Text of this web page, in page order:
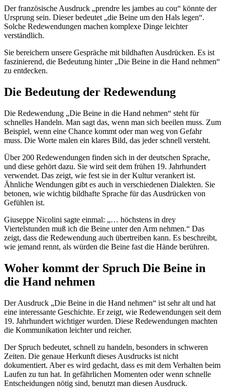
Der französische Ausdruck „prendre les jambes au cou“ könnte der
Ursprung sein. Dieser bedeutet „die Beine um den Hals legen“.
Solche Redewendungen machen komplexe Dinge leichter
verständlich.
Sie bereichern unsere Gespräche mit bildhaften Ausdrücken. Es ist
faszinierend, die Bedeutung hinter „Die Beine in die Hand nehmen“
zu entdecken.
Die Bedeutung der Redewendung
Die Redewendung „Die Beine in die Hand nehmen“ steht für
schnelles Handeln. Man sagt das, wenn man sich beeilen muss. Zum
Beispiel, wenn eine Chance kommt oder man weg von Gefahr
muss. Die Worte malen ein klares Bild, das jeder schnell versteht.
Über 200 Redewendungen finden sich in der deutschen Sprache,
und diese gehört dazu. Sie wird seit dem frühen 19. Jahrhundert
verwendet. Das zeigt, wie fest sie in der Kultur verankert ist.
Ähnliche Wendungen gibt es auch in verschiedenen Dialekten. Sie
betonen, wie wichtig bildhafte Sprache für das Ausdrücken von
Gefühlen ist.
Giuseppe Nicolini sagte einmal: „… höchstens in drey
Viertelstunden muß ich die Beine unter den Arm nehmen.“ Das
zeigt, dass die Redewendung auch übertreiben kann. Es beschreibt,
wie jemand rennt, als würden die Beine fast die Hände berühren.
Woher kommt der Spruch Die Beine in
die Hand nehmen
Der Ausdruck „Die Beine in die Hand nehmen“ ist sehr alt und hat
eine interessante Geschichte. Er zeigt, wie Redewendungen seit dem
19. Jahrhundert wichtiger wurden. Diese Redewendungen machten
die Kommunikation leichter und reicher.
Der Spruch bedeutet, schnell zu handeln, besonders in schweren
Zeiten. Die genaue Herkunft dieses Ausdrucks ist nicht
dokumentiert. Aber es wird gedacht, dass es mit dem Verhalten beim
Laufen zu tun hat. In gefährlichen Momenten oder wenn schnelle
Entscheidungen nötig sind, benutzt man diesen Ausdruck.